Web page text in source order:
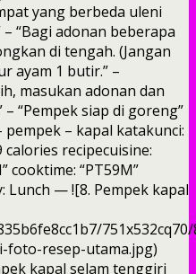
yang berbeda uleni
“Bagi adonan beberapa
di tengah. (Jangan
ayam 1 butir.” –
masukan adonan dan
“Pempek siap di goreng”
pempek – kapal katakunci:
recipecuisine:
cooktime: “PT59M”
Lunch — ![8. Pempek kapal
foto-resep-utama.jpg)
kapal selam tenggiri